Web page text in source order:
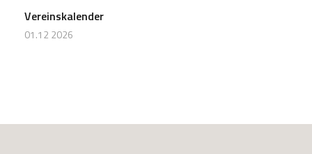
Vereinskalender
01.12 2026